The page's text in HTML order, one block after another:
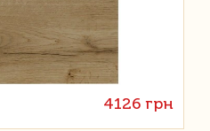
4126 грн